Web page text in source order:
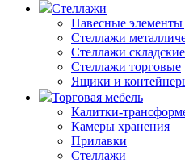
Стеллажи
Навесные элементы
Стеллажи
Стеллажи складские
Стеллажи торговые
Ящики и
Торговая мебель
Калитки-
Камеры хранения
Прилавки
Стеллажи